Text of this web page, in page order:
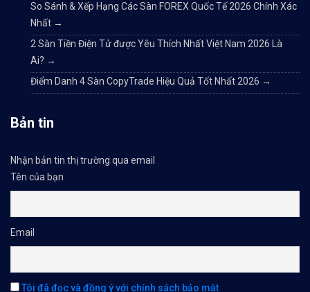
So Sánh & Xếp Hạng Các Sàn FOREX Quốc Tế 2026 Chính Xác
Nhất →
2 Sàn Tiền Điện Tử được Yêu Thích Nhất Việt Nam 2026 Là
Ai? →
Điểm Danh 4 Sàn CopyTrade Hiệu Quả Tốt Nhất 2026 →
Bản tin
Nhận bản tin thị trường qua email
Tên của bạn
Email
Tôi đã đọc và đồng ý với chính sách bảo mật